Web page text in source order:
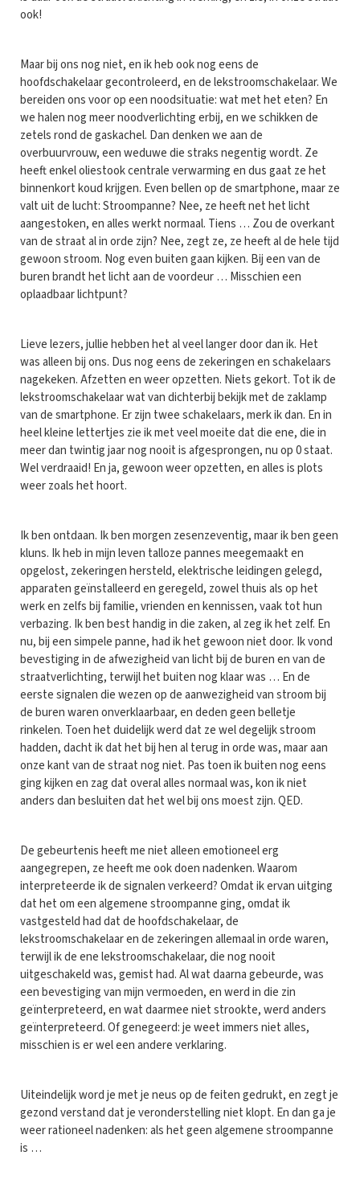
ook!
Maar bij ons nog niet, en ik heb ook nog eens de
hoofdschakelaar gecontroleerd, en de lekstroomschakelaar. We
bereiden ons voor op een noodsituatie: wat met het eten? En
we halen nog meer noodverlichting erbij, en we schikken de
zetels rond de gaskachel. Dan denken we aan de
overbuurvrouw, een weduwe die straks negentig wordt. Ze
heeft enkel oliestook centrale verwarming en dus gaat ze het
binnenkort koud krijgen. Even bellen op de smartphone, maar ze
valt uit de lucht: Stroompanne? Nee, ze heeft net het licht
aangestoken, en alles werkt normaal. Tiens … Zou de overkant
van de straat al in orde zijn? Nee, zegt ze, ze heeft al de hele tijd
gewoon stroom. Nog even buiten gaan kijken. Bij een van de
buren brandt het licht aan de voordeur … Misschien een
oplaadbaar lichtpunt?
Lieve lezers, jullie hebben het al veel langer door dan ik. Het
was alleen bij ons. Dus nog eens de zekeringen en schakelaars
nagekeken. Afzetten en weer opzetten. Niets gekort. Tot ik de
lekstroomschakelaar wat van dichterbij bekijk met de zaklamp
van de smartphone. Er zijn twee schakelaars, merk ik dan. En in
heel kleine lettertjes zie ik met veel moeite dat die ene, die in
meer dan twintig jaar nog nooit is afgesprongen, nu op 0 staat.
Wel verdraaid! En ja, gewoon weer opzetten, en alles is plots
weer zoals het hoort.
Ik ben ontdaan. Ik ben morgen zesenzeventig, maar ik ben geen
kluns. Ik heb in mijn leven talloze pannes meegemaakt en
opgelost, zekeringen hersteld, elektrische leidingen gelegd,
apparaten geïnstalleerd en geregeld, zowel thuis als op het
werk en zelfs bij familie, vrienden en kennissen, vaak tot hun
verbazing. Ik ben best handig in die zaken, al zeg ik het zelf. En
nu, bij een simpele panne, had ik het gewoon niet door. Ik vond
bevestiging in de afwezigheid van licht bij de buren en van de
straatverlichting, terwijl het buiten nog klaar was … En de
eerste signalen die wezen op de aanwezigheid van stroom bij
de buren waren onverklaarbaar, en deden geen belletje
rinkelen. Toen het duidelijk werd dat ze wel degelijk stroom
hadden, dacht ik dat het bij hen al terug in orde was, maar aan
onze kant van de straat nog niet. Pas toen ik buiten nog eens
ging kijken en zag dat overal alles normaal was, kon ik niet
anders dan besluiten dat het wel bij ons moest zijn. QED.
De gebeurtenis heeft me niet alleen emotioneel erg
aangegrepen, ze heeft me ook doen nadenken. Waarom
interpreteerde ik de signalen verkeerd? Omdat ik ervan uitging
dat het om een algemene stroompanne ging, omdat ik
vastgesteld had dat de hoofdschakelaar, de
lekstroomschakelaar en de zekeringen allemaal in orde waren,
terwijl ik de ene lekstroomschakelaar, die nog nooit
uitgeschakeld was, gemist had. Al wat daarna gebeurde, was
een bevestiging van mijn vermoeden, en werd in die zin
geïnterpreteerd, en wat daarmee niet strookte, werd anders
geïnterpreteerd. Of genegeerd: je weet immers niet alles,
misschien is er wel een andere verklaring.
Uiteindelijk word je met je neus op de feiten gedrukt, en zegt je
gezond verstand dat je veronderstelling niet klopt. En dan ga je
weer rationeel nadenken: als het geen algemene stroompanne
is …